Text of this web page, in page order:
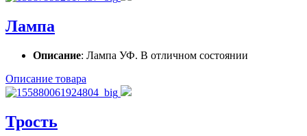
Лампа
Описание: Лампа УФ. В отличном состоянии
Описание товара
Трость